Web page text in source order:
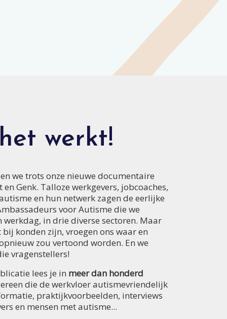
werkt!
we trots onze nieuwe documentaire
Genk. Talloze werkgevers, jobcoaches,
en hun netwerk zagen de eerlijke
voor Autisme die we
in drie diverse sectoren. Maar
konden zijn, vroegen ons waar en
zou vertoond worden. En we
vragenstellers!
lees je in meer dan honderd
die de werkvloer autismevriendelijk
praktijkvoorbeelden, interviews
en mensen met autisme...